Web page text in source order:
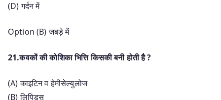
(D) गर्दन में
Option (B) जबड़े में
21.कवकों की कोशिका भित्ति किसकी बनी होती है ?
(A) काइटिन व हेमीसेल्युलोज
(B) लिपिड्स